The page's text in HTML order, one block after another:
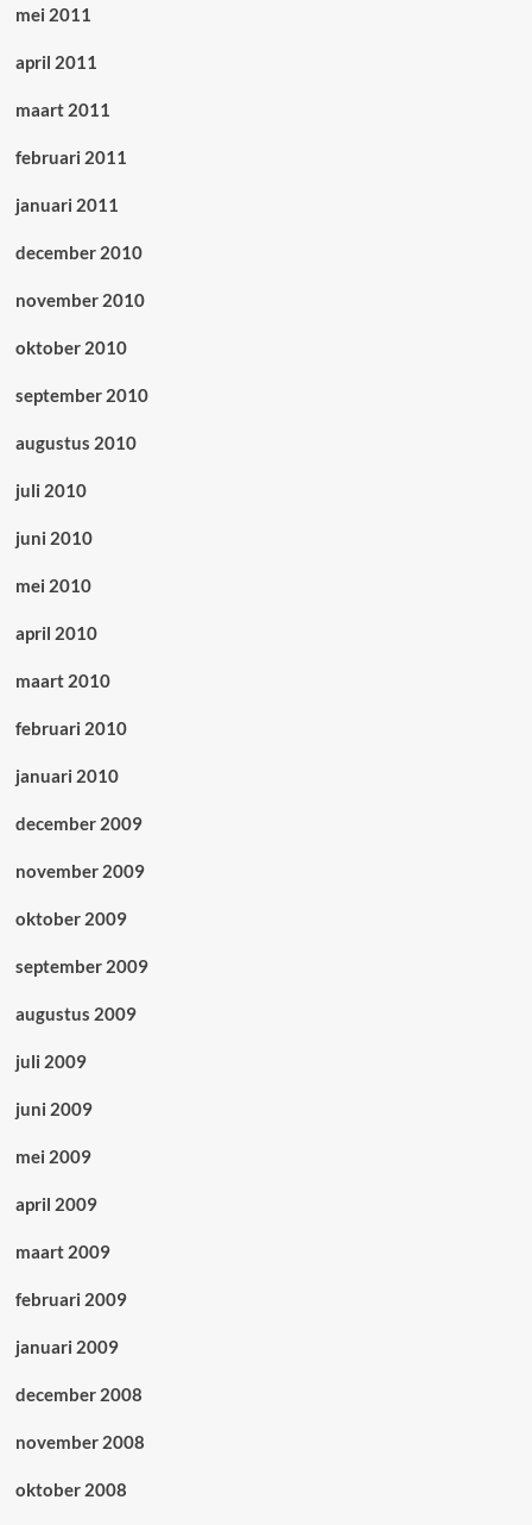
mei 2011
april 2011
maart 2011
februari 2011
januari 2011
december 2010
november 2010
oktober 2010
september 2010
augustus 2010
juli 2010
juni 2010
mei 2010
april 2010
maart 2010
februari 2010
januari 2010
december 2009
november 2009
oktober 2009
september 2009
augustus 2009
juli 2009
juni 2009
mei 2009
april 2009
maart 2009
februari 2009
januari 2009
december 2008
november 2008
oktober 2008